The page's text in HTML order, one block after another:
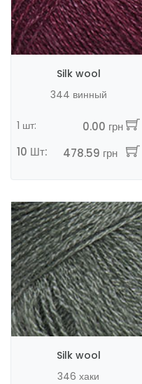
Silk wool
344 винный
1 шт:
0.00 грн
10 Шт:
478.59 грн
Silk wool
346 хаки